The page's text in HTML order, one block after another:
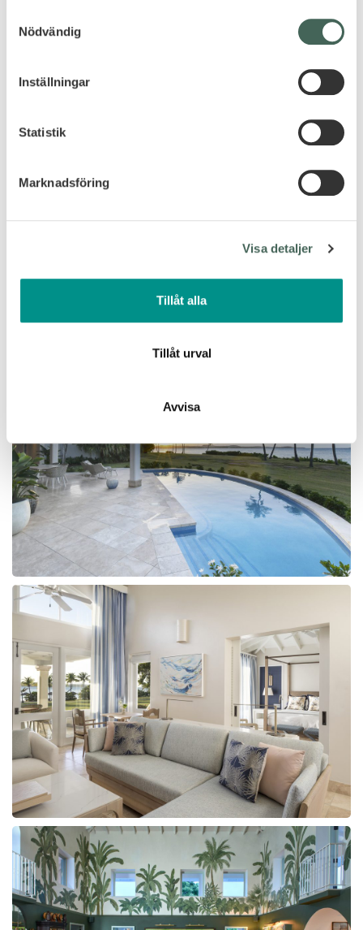
som kan ha en noggrannhet på upp till flera meter
Ta reda på mer om hur dina personliga uppgifter
Du kan ändra eller dra tillbaka ditt samtycke när som
Vi använder enhetsidentifierare för att anpassa innehållet
vidarebefordrar även sådana identifierare och annan
Dessa kan i sin tur kombinera informationen med annan
information som du har tillhandahållit eller som de har
samlat in när du har använt deras tjänster.
Nödvändig
Inställningar
Statistik
Marknadsföring
Visa detaljer
Tillåt alla
Tillåt urval
Avvisa